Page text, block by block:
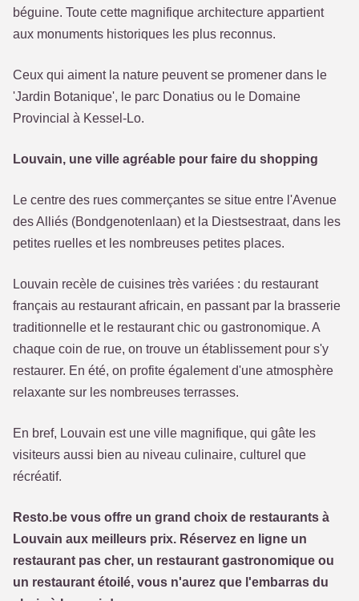
béguine. Toute cette magnifique architecture appartient
aux monuments historiques les plus reconnus.
Ceux qui aiment la nature peuvent se promener dans le
'Jardin Botanique', le parc Donatius ou le Domaine
Provincial à Kessel-Lo.
Louvain, une ville agréable pour faire du shopping
Le centre des rues commerçantes se situe entre l'Avenue
des Alliés (Bondgenotenlaan) et la Diestsestraat, dans les
petites ruelles et les nombreuses petites places.
Louvain recèle de cuisines très variées : du restaurant
français au restaurant africain, en passant par la brasserie
traditionnelle et le restaurant chic ou gastronomique. A
chaque coin de rue, on trouve un établissement pour s'y
restaurer. En été, on profite également d'une atmosphère
relaxante sur les nombreuses terrasses.
En bref, Louvain est une ville magnifique, qui gâte les
visiteurs aussi bien au niveau culinaire, culturel que
récréatif.
Resto.be vous offre un grand choix de restaurants à
Louvain aux meilleurs prix. Réservez en ligne un
restaurant pas cher, un restaurant gastronomique ou
un restaurant étoilé, vous n'aurez que l'embarras du